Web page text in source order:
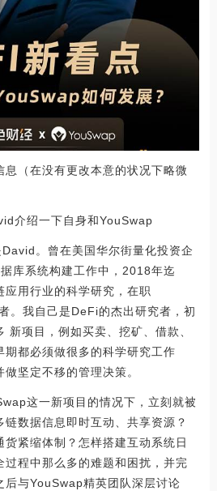
（在没有更改本意的状况下略微
介绍一下自身和YouSwap
。曾在美国华尔街量化投资企
库系统构建工作中，2018年迄
用行业的科学研究，在职
。我自己是DeFi的杰出研究者，初
新项目，例如买卖、挖矿、借款、
期都必须做很多的科学研究工作
坚定不移的管理决策。
这一新项目的情况下，立刻就被
数据信息即时互动、共享资源？
紧缩体制？怎样搭建互动系统日
过程中那么多的难题和困扰，并完
后与YouSwap精英团队深层讨论